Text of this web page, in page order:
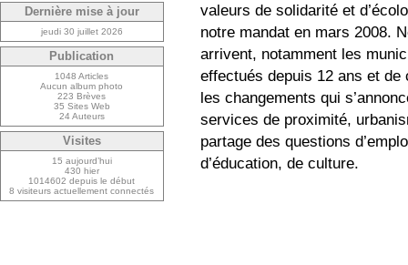
valeurs de solidarité et
notre mandat en mars 2008.
arrivent, notamment les
effectués depuis 12 ans et de
les changements qui
services de proximité,
partage des questions
d’éducation, de culture.
Dernière mise à jour
jeudi 30 juillet 2026
Publication
1048 Articles
Aucun album photo
223 Brèves
35 Sites Web
24 Auteurs
Visites
15 aujourd’hui
430 hier
1014602 depuis le début
8 visiteurs actuellement connectés